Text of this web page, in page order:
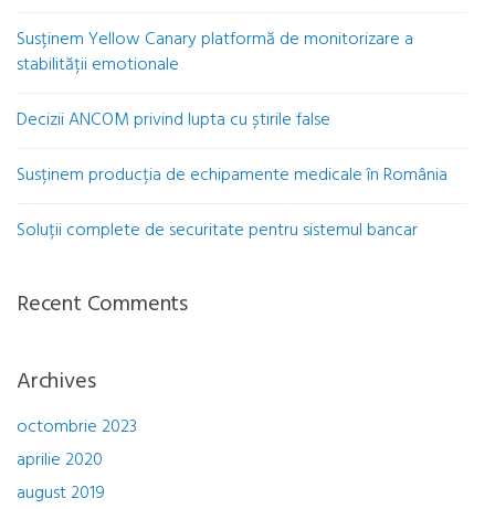
Susținem Yellow Canary platformă de monitorizare a
stabilității emotionale
Decizii ANCOM privind lupta cu știrile false
Susținem producția de echipamente medicale în România
Soluții complete de securitate pentru sistemul bancar
Recent Comments
Archives
octombrie 2023
aprilie 2020
august 2019